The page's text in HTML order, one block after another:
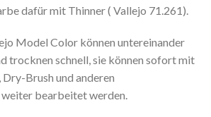
dafür mit Thinner ( Vallejo 71.261).
Model Color können untereinander
trocknen schnell, sie können sofort mit
Dry-Brush und anderen
bearbeitet werden.